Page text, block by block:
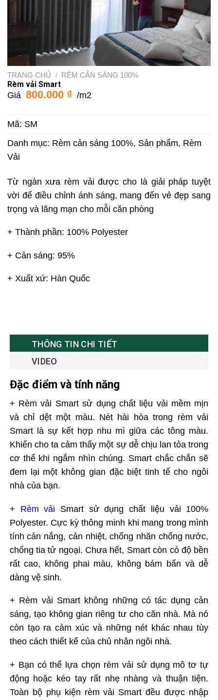
TRANG CHỦ / RÈM CẢN SÁNG 100%
Rèm vải Smart
Giá 800.000 ₫ /m2
Mã: SM
Danh mục: Rèm cản sáng 100%, Sản phẩm, Rèm
Vải
Từ ngàn xưa rèm vải được cho là giải pháp tuyệt
vời để điều chỉnh ánh sáng, mang đến vẻ đẹp sang
trọng và lãng mạn cho mỗi căn phòng
+ Thành phần: 100% Polyester
+ Cản sáng: 95%
+ Xuất xứ: Hàn Quốc
THÔNG TIN CHI TIẾT
VIDEO
Đặc điểm và tính năng
+ Rèm vải Smart sử dụng chất liệu vải mềm mịn
và chỉ dệt một màu. Nét hài hòa trong rèm vải
Smart là sự kết hợp nhu mì giữa các tông màu.
Khiến cho ta cảm thấy một sự dễ chịu lan tỏa trong
cơ thể khi ngắm nhìn chúng. Smart chắc chắn sẽ
đem lại một không gian đặc biệt tinh tế cho ngôi
nhà của bạn.
+ Rèm vải Smart sử dụng chất liệu vải 100%
Polyester. Cực kỳ thông minh khi mang trong mình
tính cản nắng, cản nhiệt, chống nhăn chống nước,
chống tia tử ngoại. Chưa hết, Smart còn có độ bền
rất cao, không phai màu, không bám bẩn và dễ
dàng vệ sinh.
+ Rèm vải Smart không những có tác dụng cản
sáng, tạo không gian riêng tư cho căn nhà. Mà nó
còn tạo ra cảm xúc và những nét khác nhau tùy
theo cách thiết kế của chủ nhân ngôi nhà.
+ Bạn có thể lựa chọn rèm vải sử dụng mô tơ tự
động hoặc kéo tay rất nhẹ nhàng và thuận tiện.
Toàn bộ phụ kiện rèm vải Smart đều được nhập